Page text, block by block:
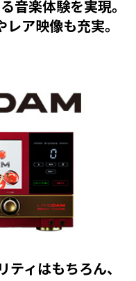
音楽体験を実現。
ア映像も充実。
ティはもちろん、